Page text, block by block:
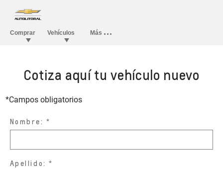
Cotiza aquí tu vehículo nuevo
*Campos obligatorios
Nombre:
Apellido: